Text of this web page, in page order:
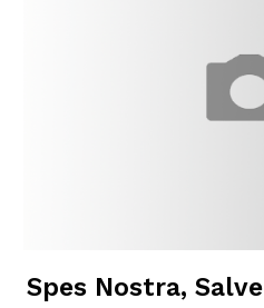
Spes Nostra, Salve